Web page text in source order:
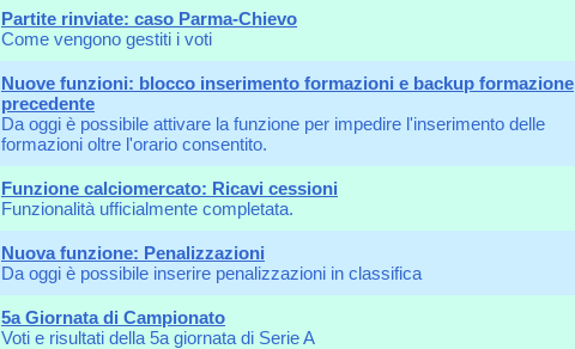
Partite rinviate: caso Parma-Chievo
Come vengono gestiti i voti
Nuove funzioni: blocco inserimento formazioni e backup formazione
precedente
Da oggi è possibile attivare la funzione per impedire l'inserimento delle
formazioni oltre l'orario consentito.
Funzione calciomercato: Ricavi cessioni
Funzionalità ufficialmente completata.
Nuova funzione: Penalizzazioni
Da oggi è possibile inserire penalizzazioni in classifica
5a Giornata di Campionato
Voti e risultati della 5a giornata di Serie A